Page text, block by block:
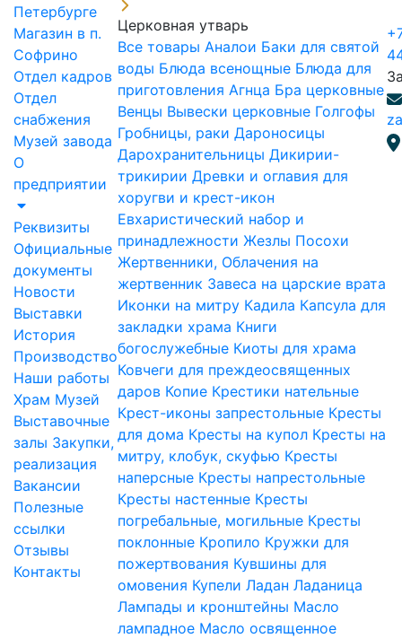
Петербурге
Магазин в п.
Софрино
Отдел кадров
Отдел
снабжения
Музей завода
О
предприятии
Реквизиты
Официальные
документы
Новости
Выставки
История
Производство
Наши работы
Храм Музей
Выставочные
залы Закупки,
реализация
Вакансии
Полезные
ссылки
Отзывы
Контакты
Церковная утварь
Все товары Аналои Баки для святой
воды Блюда всенощные Блюда для
приготовления Агнца Бра церковные
Венцы Вывески церковные Голгофы
Гробницы, раки Дароносицы
Дарохранительницы Дикирии-
трикирии Древки и оглавия для
хоругви и крест-икон
Евхаристический набор и
принадлежности Жезлы Посохи
Жертвенники, Облачения на
жертвенник Завеса на царские врата
Иконки на митру Кадила Капсула для
закладки храма Книги
богослужебные Киоты для храма
Ковчеги для преждеосвященных
даров Копие Крестики нательные
Крест-иконы запрестольные Кресты
для дома Кресты на купол Кресты на
митру, клобук, скуфью Кресты
наперсные Кресты напрестольные
Кресты настенные Кресты
погребальные, могильные Кресты
поклонные Кропило Кружки для
пожертвования Кувшины для
омовения Купели Ладан Ладаница
Лампады и кронштейны Масло
лампадное Масло освященное